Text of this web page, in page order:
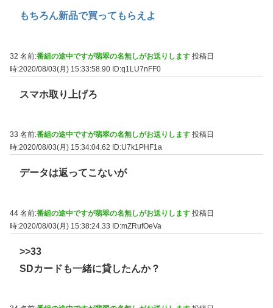
もちろん新品で買ってもらえよ
32 名前:番組の途中ですが翡翠の名無しがお送りします 投稿日
時:2020/08/03(月) 15:33:58.90 ID:q1LU7nFF0
スマホ取り上げろ
33 名前:番組の途中ですが翡翠の名無しがお送りします 投稿日
時:2020/08/03(月) 15:34:04.62
ID:U7k1PHF1a
データは返ってこないが
44 名前:番組の途中ですが翡翠の名無しがお送りします 投稿日
時:2020/08/03(月) 15:38:24.33 ID:mZRufOeVa
>>33
SDカードも一緒に貸したんか？